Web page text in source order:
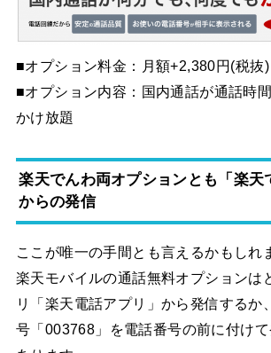
■オプション料金：月額+2,380円(税抜)
■オプション内容：国内通話が通話時
かけ放題
楽天でんわ両オプションとも「楽天
からの発信
ここが唯一の手間とも言えるかもしれ
楽天モバイルの通話無料オプションは
リ「楽天電話アプリ」から発信するか
号「003768」を電話番号の前に付け